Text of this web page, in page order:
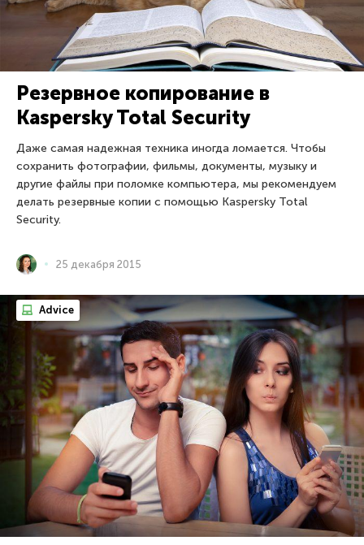
Резервное копирование в
Kaspersky Total Security
Даже самая надежная техника иногда ломается. Чтобы
сохранить фотографии, фильмы, документы, музыку и
другие файлы при поломке компьютера, мы рекомендуем
делать резервные копии с помощью Kaspersky Total
Security.
25 декабря 2015
Advice